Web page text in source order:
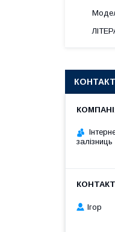
Ігор